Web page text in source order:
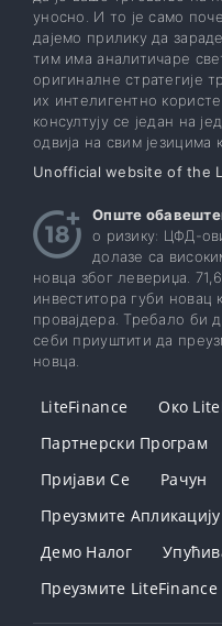
уносно. И то је само
дајемо прилику да
тим има аналитичаре
оригиналне стратегије
их интелигентно
консултују се један на
одвија на свим језицима
Unofficial website of the
Опште
о ризику: ЦФД-
долазе са
новца због левериџа.
инвеститора губи новац
провајдера. Требало би
себи приуштити да
новца.
LiteFinance
Око
Партнерски Програм
Пријави Се
Рачун
Преузмите Апликацију
Демо Налог
Преузмите LiteFinance